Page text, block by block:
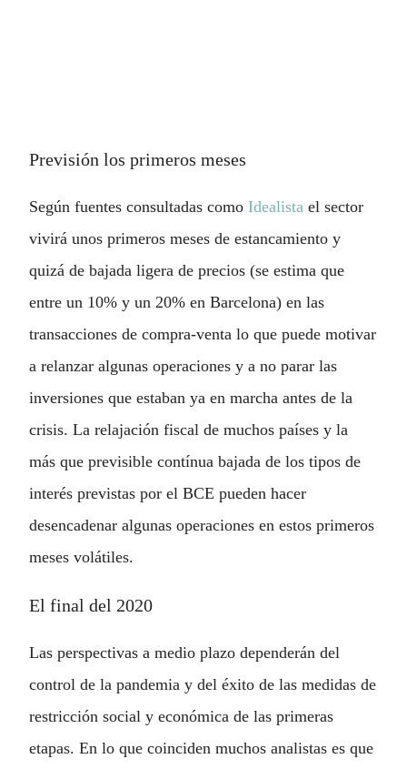
Previsión los primeros meses
Según fuentes consultadas como Idealista el sector
vivirá unos primeros meses de estancamiento y
quizá de bajada ligera de precios (se estima que
entre un 10% y un 20% en Barcelona) en las
transacciones de compra-venta lo que puede motivar
a relanzar algunas operaciones y a no parar las
inversiones que estaban ya en marcha antes de la
crisis. La relajación fiscal de muchos países y la
más que previsible contínua bajada de los tipos de
interés previstas por el BCE pueden hacer
desencadenar algunas operaciones en estos primeros
meses volátiles.
El final del 2020
Las perspectivas a medio plazo dependerán del
control de la pandemia y del éxito de las medidas de
restricción social y económica de las primeras
etapas. En lo que coinciden muchos analistas es que